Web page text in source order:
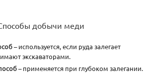
добычи меди
– используется, если руда залегает
экскаваторами.
– применяется при глубоком залегании.